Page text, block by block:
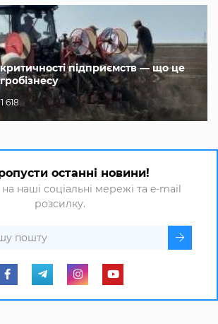
критичності підприємств — що це
1 618
останні новини!
наші соціальні мережі та e-mail
розсилку.